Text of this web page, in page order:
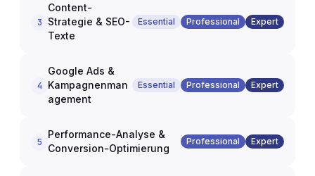
3
Content-
Strategie & SEO-
Texte
Essential Professional Expert
4
Google Ads &
Kampagnenman
agement
Essential Professional Expert
5
Performance-Analyse &
Conversion-Optimierung
Professional Expert